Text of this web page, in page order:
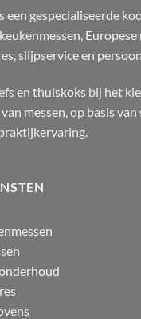
een gespecialiseerde
Europese
slijpservice en
en thuiskoks bij het
messen, op basis van